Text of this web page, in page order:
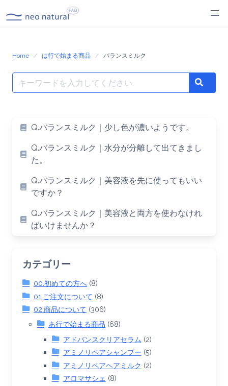
to
Home は行で始まる商品 バランスミルク
Search
for:
Search
カテゴリー
00.初めての方へ (8)
01.ご注文について (8)
02.商品について (306)
あ行で始まる商品 (68)
アドバンスクリアセラム (2)
アミノリペアシャンプー (5)
アミノリペアヘアミルク (2)
アロマサシェ (8)
Q.バランスミルク｜少し色が濃いようです。
Q.バランスミルク｜水分が分離して出てきまし
た。
Q.バランスミルク｜美容液を先に使ってもいい
ですか？
Q.バランスミルク｜美容液と両方を使わなけれ
ばいけませんか？